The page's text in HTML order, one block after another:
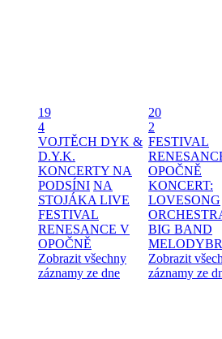
19
4
VOJTĚCH DYK &
D.Y.K.
KONCERTY NA
PODSÍNI NA
STOJÁKA LIVE
FESTIVAL
RENESANCE V
OPOČNĚ
Zobrazit všechny
záznamy ze dne
20
2
FESTIVAL
OPOČNĚ
KONCERT:
LOVESONG
BIG BAND
Zobrazit
záznamy ze